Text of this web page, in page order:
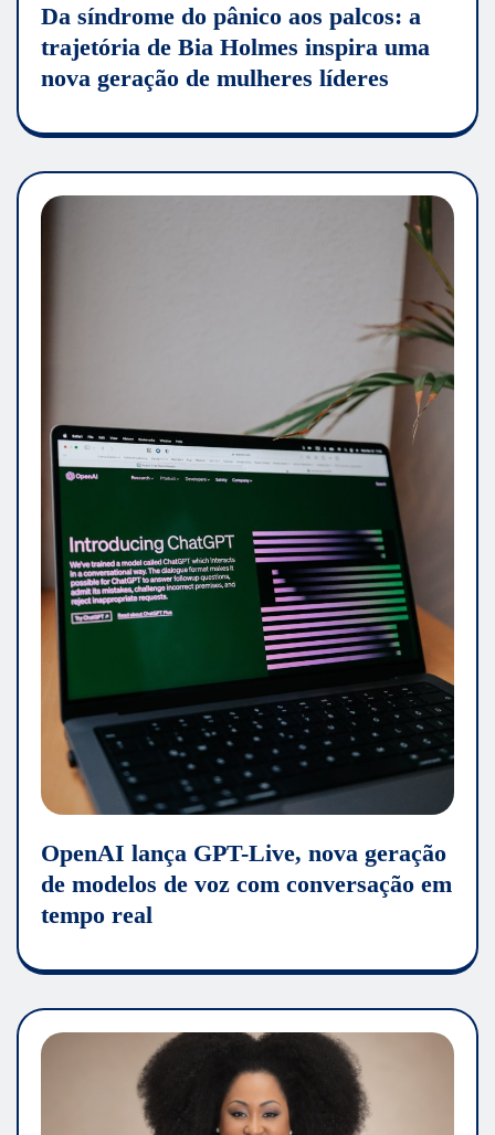
Da síndrome do pânico aos palcos: a
trajetória de Bia Holmes inspira uma
nova geração de mulheres líderes
OpenAI lança GPT-Live, nova geração
de modelos de voz com conversação em
tempo real